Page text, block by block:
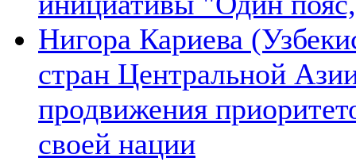
Нигора Кариева
стран Центральной
продвижения
своей нации